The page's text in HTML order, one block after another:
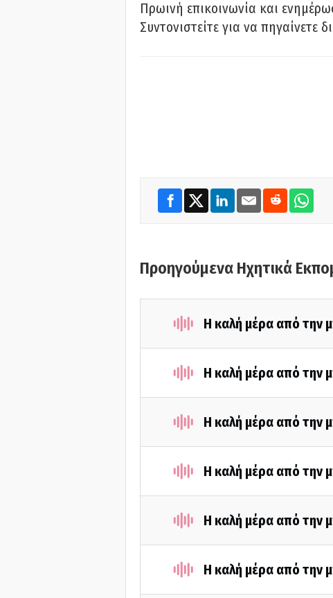
Πρωινή επικοινωνία και
Συντονιστείτε για να πηγαίνετε
Προηγούμενα Ηχητικά
Η καλή μέρα από την
Η καλή μέρα από την
Η καλή μέρα από την
Η καλή μέρα από την
Η καλή μέρα από την
Η καλή μέρα από την